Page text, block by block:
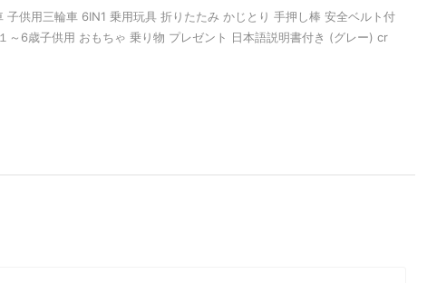
子供用三輪車 6IN1 乗用玩具 折りたたみ かじとり 手押し棒 安全ベルト付
～6歳子供用 おもちゃ 乗り物 プレゼント 日本語説明書付き (グレー) cr